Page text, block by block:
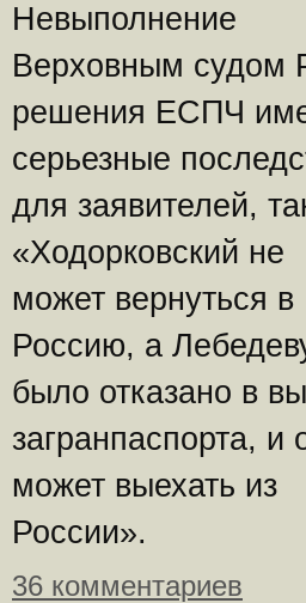
Невыполнение
Верховным судом
решения ЕСПЧ
серьезные
для заявителей,
«Ходорковский не
может вернуться в
Россию, а
было отказано в
загранпаспорта, и
может выехать из
России».
36 комментариев